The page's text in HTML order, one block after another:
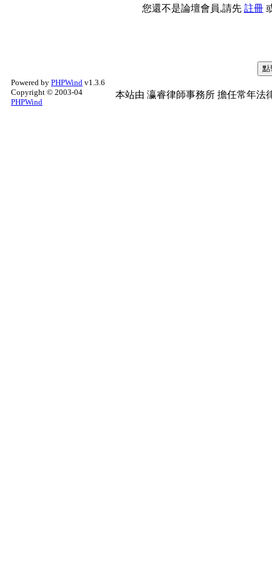
您還不是論壇會員,請先 註冊
Powered by PHPWind v1.3.6
Copyright © 2003-04
PHPWind
本站由 瀛睿律師事務所 擔任常年法